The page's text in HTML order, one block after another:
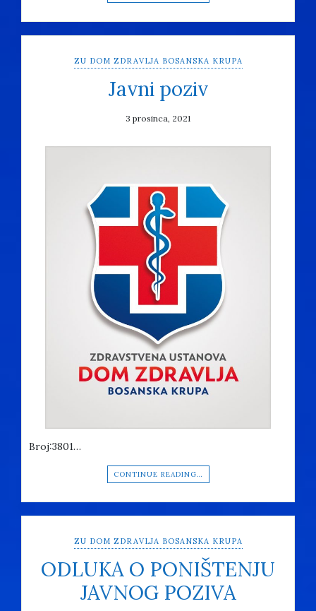
ZU DOM ZDRAVLJA BOSANSKA KRUPA
Javni poziv
3 prosinca, 2021
Broj:3801…
CONTINUE READING…
ZU DOM ZDRAVLJA BOSANSKA KRUPA
ODLUKA O PONIŠTENJU
JAVNOG POZIVA